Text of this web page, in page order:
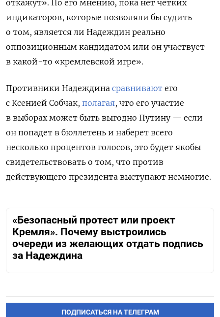
откажут». По его мнению, пока нет четких
индикаторов, которые позволяли бы судить
о том, является ли Надеждин реально
оппозиционным кандидатом или он участвует
в какой-то «кремлевской игре».
Противники Надеждина сравнивают его
с Ксенией Собчак, полагая, что его участие
в выборах может быть выгодно Путину — если
он попадет в бюллетень и наберет всего
несколько процентов голосов, это будет якобы
свидетельствовать о том, что против
действующего президента выступают немногие.
«Безопасный протест или проект
Кремля». Почему выстроились
очереди из желающих отдать подпись
за Надеждина
ПОДПИСАТЬСЯ НА ТЕЛЕГРАМ